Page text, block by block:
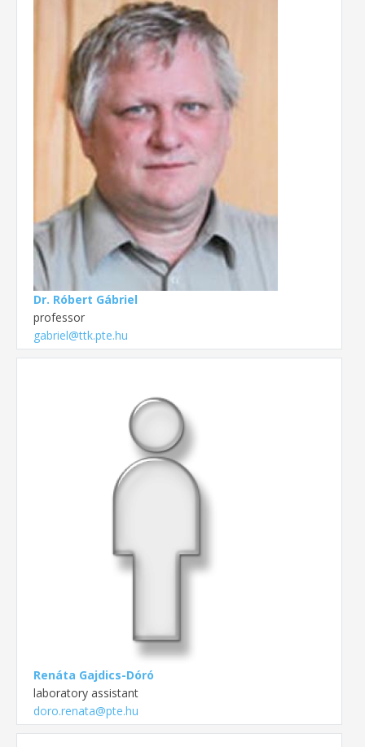
Dr. Róbert Gábriel
professor
gabriel@ttk.pte.hu
Renáta Gajdics-Dóró
laboratory assistant
doro.renata@pte.hu